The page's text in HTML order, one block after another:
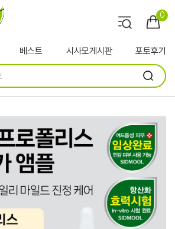
0
베스트 시사모게시판 포토후기